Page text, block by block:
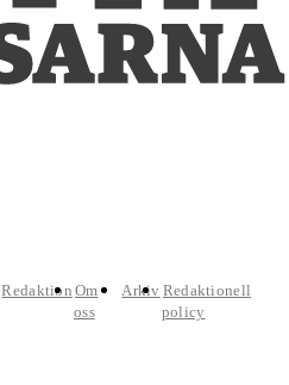
Redaktion Om
oss
Arkiv Redaktionell
policy